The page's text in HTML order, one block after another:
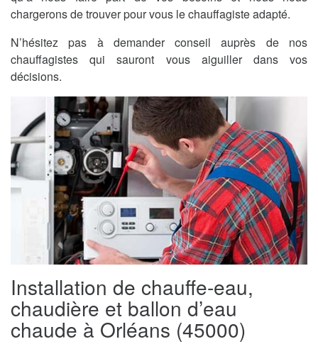
chargerons de trouver pour vous le chauffagiste adapté.
N’hésitez pas à demander conseil auprès de nos
chauffagistes qui sauront vous aiguiller dans vos
décisions.
Installation de chauffe-eau,
chaudière et ballon d’eau
chaude à Orléans (45000)